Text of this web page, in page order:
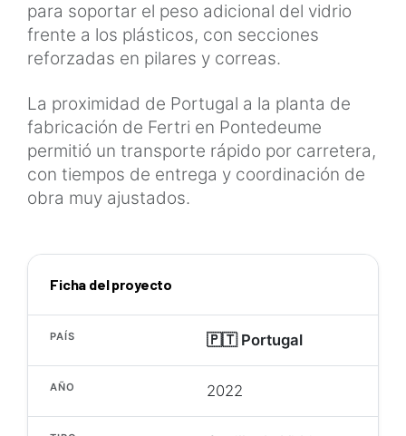
para soportar el peso adicional del vidrio
frente a los plásticos, con secciones
reforzadas en pilares y correas.
La proximidad de Portugal a la planta de
fabricación de Fertri en Pontedeume
permitió un transporte rápido por carretera,
con tiempos de entrega y coordinación de
obra muy ajustados.
Ficha del proyecto
PAÍS 🇵🇹 Portugal
AÑO 2022